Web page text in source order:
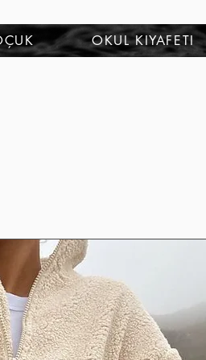
OKUL KIYAFETI